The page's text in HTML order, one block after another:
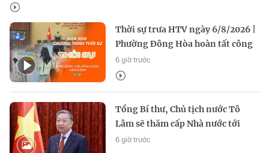
Thời sự trưa HTV ngày 6/8/2026 |
Phường Đông Hòa hoàn tất công
tác chuẩn bị cho năm học mới
6 giờ trước
Tổng Bí thư, Chủ tịch nước Tô
Lâm sẽ thăm cấp Nhà nước tới
Australia và New Zealand
6 giờ trước